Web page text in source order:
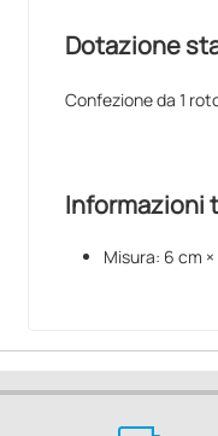
Dotazione
Confezione da 1
Informazioni
Misura: 6 cm ×